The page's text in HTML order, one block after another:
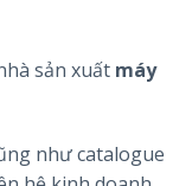
sản xuất máy
như catalogue